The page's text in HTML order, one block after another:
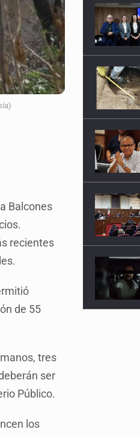
Balcones
recientes
de 55
tres
ser
Público.
los